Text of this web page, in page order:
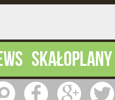
Skałoplany
Szukaj Facebook Google